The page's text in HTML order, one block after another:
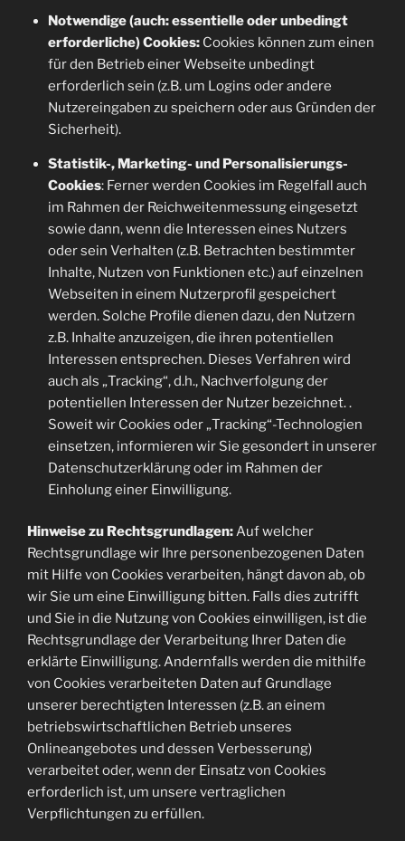
Notwendige (auch: essentielle oder unbedingt
erforderliche) Cookies:Cookies können zum einen
für den Betrieb einer Webseite unbedingt
erforderlich sein (z.B. um Logins oder andere
Nutzereingaben zu speichern oder aus Gründen der
Sicherheit).
Statistik-, Marketing- und Personalisierungs-
Cookies: Ferner werden Cookies im Regelfall auch
im Rahmen der Reichweitenmessung eingesetzt
sowie dann, wenn die Interessen eines Nutzers
oder sein Verhalten (z.B. Betrachten bestimmter
Inhalte, Nutzen von Funktionen etc.) auf einzelnen
Webseiten in einem Nutzerprofil gespeichert
werden. Solche Profile dienen dazu, den Nutzern
z.B. Inhalte anzuzeigen, die ihren potentiellen
Interessen entsprechen. Dieses Verfahren wird
auch als „Tracking“, d.h., Nachverfolgung der
potentiellen Interessen der Nutzer bezeichnet. .
Soweit wir Cookies oder „Tracking“-Technologien
einsetzen, informieren wir Sie gesondert in unserer
Datenschutzerklärung oder im Rahmen der
Einholung einer Einwilligung.
Hinweise zu Rechtsgrundlagen:Auf welcher
Rechtsgrundlage wir Ihre personenbezogenen Daten
mit Hilfe von Cookies verarbeiten, hängt davon ab, ob
wir Sie um eine Einwilligung bitten. Falls dies zutrifft
und Sie in die Nutzung von Cookies einwilligen, ist die
Rechtsgrundlage der Verarbeitung Ihrer Daten die
erklärte Einwilligung. Andernfalls werden die mithilfe
von Cookies verarbeiteten Daten auf Grundlage
unserer berechtigten Interessen (z.B. an einem
betriebswirtschaftlichen Betrieb unseres
Onlineangebotes und dessen Verbesserung)
verarbeitet oder, wenn der Einsatz von Cookies
erforderlich ist, um unsere vertraglichen
Verpflichtungen zu erfüllen.